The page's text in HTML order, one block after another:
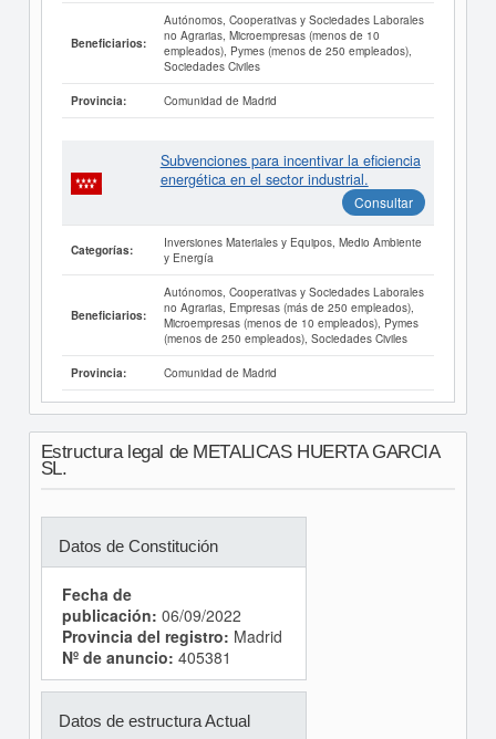
Beneficiarios:
Autónomos, Cooperativas y Sociedades Laborales
no Agrarias, Microempresas (menos de 10
empleados), Pymes (menos de 250 empleados),
Sociedades Civiles
Provincia: Comunidad de Madrid
Subvenciones para incentivar la eficiencia
energética en el sector industrial.
Consultar
Categorías:
Inversiones Materiales y Equipos, Medio Ambiente
y Energía
Beneficiarios:
Autónomos, Cooperativas y Sociedades Laborales
no Agrarias, Empresas (más de 250 empleados),
Microempresas (menos de 10 empleados), Pymes
(menos de 250 empleados), Sociedades Civiles
Provincia: Comunidad de Madrid
Estructura legal de METALICAS HUERTA GARCIA
SL.
Datos de Constitución
Fecha de
publicación: 06/09/2022
Provincia del registro: Madrid
Nº de anuncio: 405381
Datos de estructura Actual